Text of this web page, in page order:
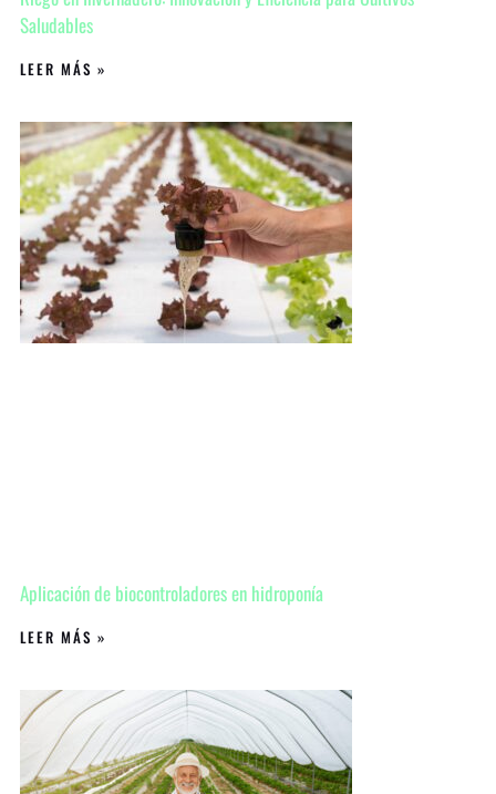
Saludables
LEER MÁS »
Aplicación de biocontroladores en hidroponía
LEER MÁS »